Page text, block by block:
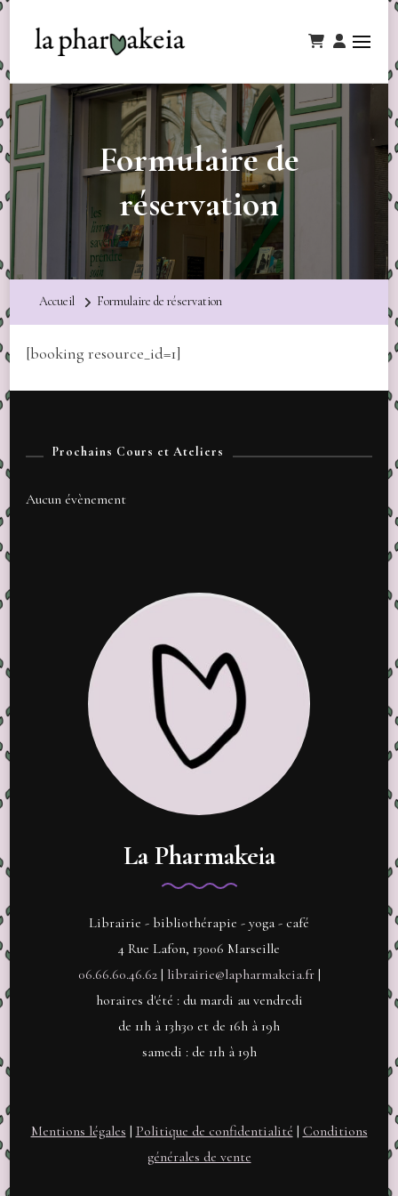
Formulaire de
réservation
Accueil Formulaire de réservation
[booking resource_id=1]
Prochains Cours et Ateliers
Aucun évènement
La Pharmakeia
Librairie - bibliothérapie - yoga - café
4 Rue Lafon, 13006 Marseille
06.66.60.46.62| librairie@lapharmakeia.fr|
horaires d'été : du mardi au vendredi
de 11h à 13h30 et de 16h à 19h
samedi : de 11h à 19h
Mentions légales | Politique de confidentialité | Conditions
générales de vente